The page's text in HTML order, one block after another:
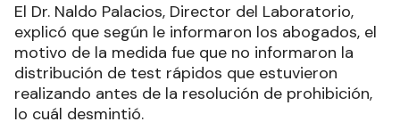
El Dr. Naldo Palacios, Director del Laboratorio,
explicó que según le informaron los abogados, el
motivo de la medida fue que no informaron la
distribución de test rápidos que estuvieron
realizando antes de la resolución de prohibición,
lo cuál desmintió.